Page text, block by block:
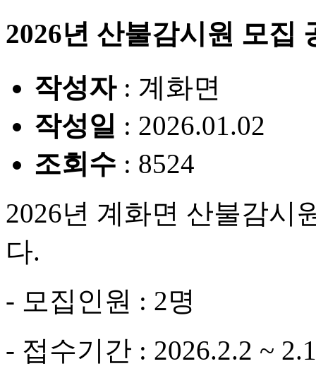
2026년 산불감시원 모집
작성자: 계화면
작성일 : 2026.01.02
조회수 : 8524
2026년 계화면 산불감시
다.
- 모집인원 : 2명
- 접수기간 : 2026.2.2 ~